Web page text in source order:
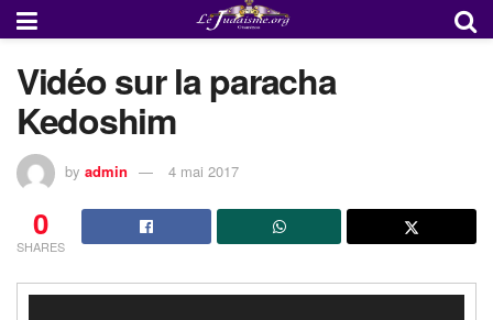
Vidéo sur la paracha
Kedoshim
by admin 4 mai 2017
0
SHARES